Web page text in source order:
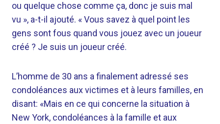
ou quelque chose comme ça, donc je suis mal
vu », a-t-il ajouté. « Vous savez à quel point les
gens sont fous quand vous jouez avec un joueur
créé ? Je suis un joueur créé.
L’homme de 30 ans a finalement adressé ses
condoléances aux victimes et à leurs familles, en
disant: «Mais en ce qui concerne la situation à
New York, condoléances à la famille et aux